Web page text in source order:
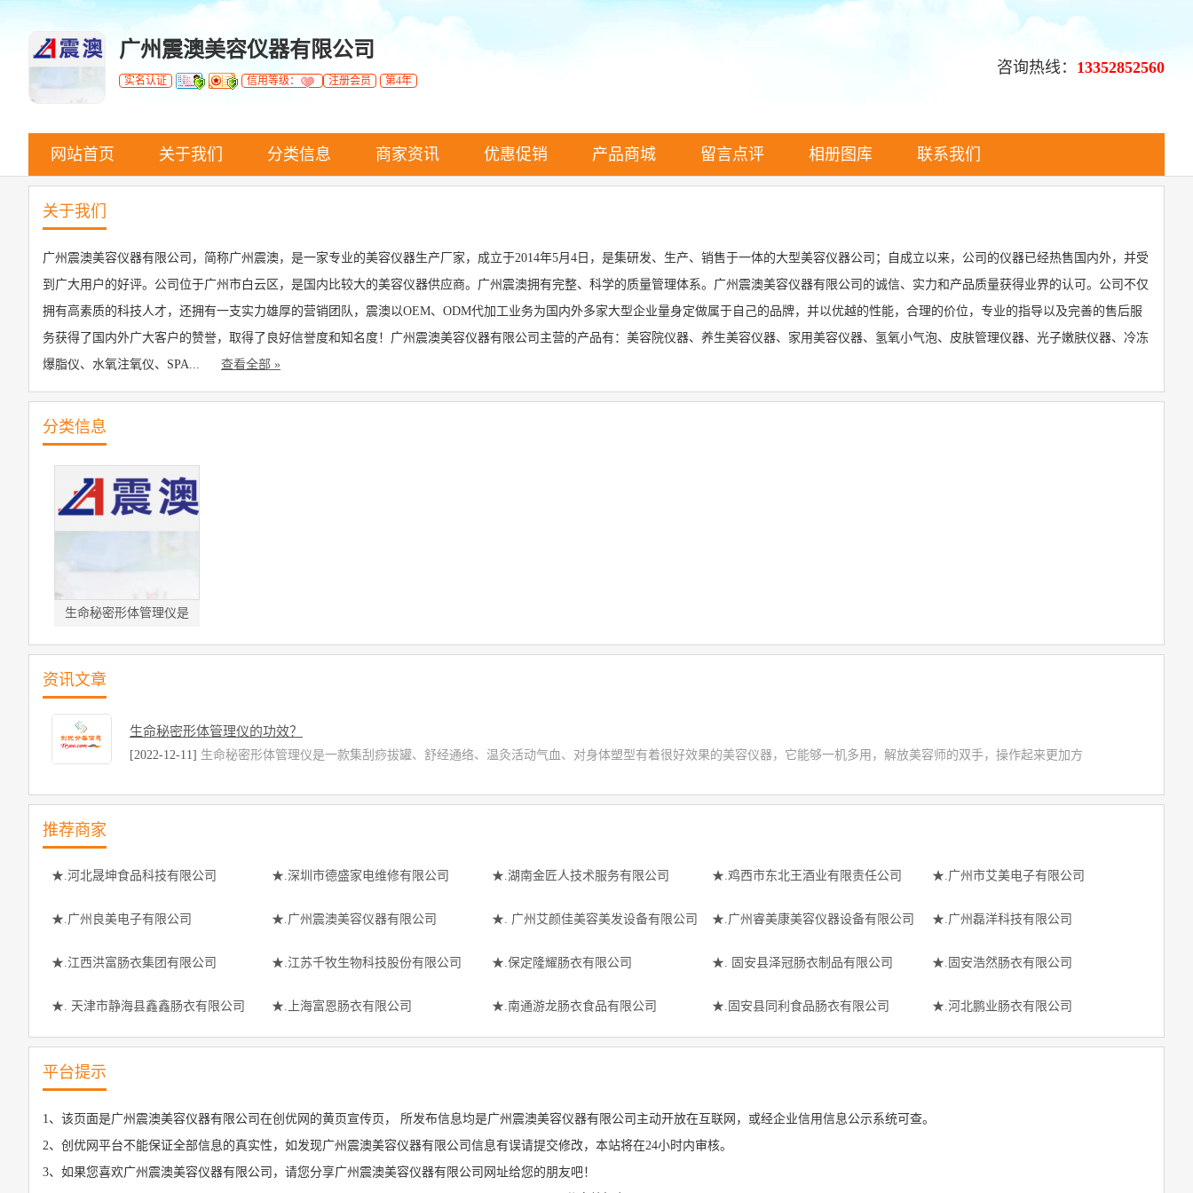
广州震澳美容仪器有限公司
实名认证 信用等级： 注册会员 第4年
咨询热线： 13352852560
网站首页 关于我们 分类信息 商家资讯 优惠促销 产品商城 留言点评 相册图库 联系我们
关于我们
广州震澳美容仪器有限公司，简称广州震澳，是一家专业的美容仪器生产厂家，成立于2014年5月4日，是集研发、生产、销售于一体的大型美容仪器公司；自成立以来，公司的仪器已经热售国内外，并受
到广大用户的好评。公司位于广州市白云区，是国内比较大的美容仪器供应商。广州震澳拥有完整、科学的质量管理体系。广州震澳美容仪器有限公司的诚信、实力和产品质量获得业界的认可。公司不仅
拥有高素质的科技人才，还拥有一支实力雄厚的营销团队，震澳以OEM、ODM代加工业务为国内外多家大型企业量身定做属于自己的品牌，并以优越的性能，合理的价位，专业的指导以及完善的售后服
务获得了国内外广大客户的赞誉，取得了良好信誉度和知名度！广州震澳美容仪器有限公司主营的产品有：美容院仪器、养生美容仪器、家用美容仪器、氢氧小气泡、皮肤管理仪器、光子嫩肤仪器、冷冻
爆脂仪、水氧注氧仪、SPA...
查看全部 »
分类信息
生命秘密形体管理仪是
资讯文章
生命秘密形体管理仪的功效？
[2022-12-11] 生命秘密形体管理仪是一款集刮痧拔罐、舒经通络、温灸活动气血、对身体塑型有着很好效果的美容仪器，它能够一机多用，解放美容师的双手，操作起来更加方
推荐商家
★.河北晟坤食品科技有限公司 ★.深圳市德盛家电维修有限公司 ★.湖南金匠人技术服务有限公司 ★.鸡西市东北王酒业有限责任公司 ★.广州市艾美电子有限公司
★.广州良美电子有限公司 ★.广州震澳美容仪器有限公司 ★. 广州艾颜佳美容美发设备有限公司 ★.广州睿美康美容仪器设备有限公司 ★.广州磊洋科技有限公司
★.江西洪富肠衣集团有限公司 ★.江苏千牧生物科技股份有限公司 ★.保定隆耀肠衣有限公司 ★. 固安县泽冠肠衣制品有限公司 ★.固安浩然肠衣有限公司
★. 天津市静海县鑫鑫肠衣有限公司 ★.上海富恩肠衣有限公司 ★.南通游龙肠衣食品有限公司 ★.固安县同利食品肠衣有限公司 ★.河北鹏业肠衣有限公司
平台提示
1、该页面是广州震澳美容仪器有限公司在创优网的黄页宣传页， 所发布信息均是广州震澳美容仪器有限公司主动开放在互联网，或经企业信用信息公示系统可查。
2、创优网平台不能保证全部信息的真实性，如发现广州震澳美容仪器有限公司信息有误请提交修改，本站将在24小时内审核。
3、如果您喜欢广州震澳美容仪器有限公司，请您分享广州震澳美容仪器有限公司网址给您的朋友吧！